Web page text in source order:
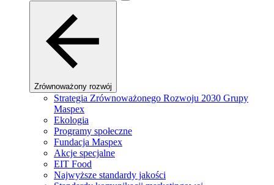
Zrównoważony rozwój
Strategia Zrównoważonego Rozwoju 2030 Grupy
Maspex
Ekologia
Programy społeczne
Fundacja Maspex
Akcje specjalne
EIT Food
Najwyższe standardy jakości